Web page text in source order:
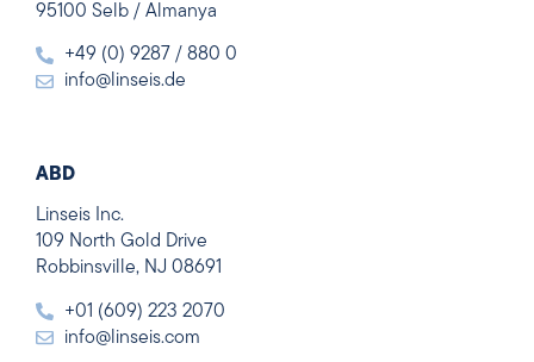
95100 Selb / Almanya
+49 (0) 9287 / 880 0
info@linseis.de
ABD
Linseis Inc.
109 North Gold Drive
Robbinsville, NJ 08691
+01 (609) 223 2070
info@linseis.com